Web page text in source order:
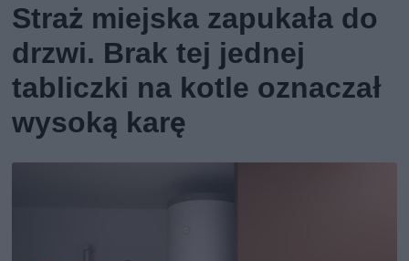
Straż miejska zapukała do
drzwi. Brak tej jednej
tabliczki na kotle oznaczał
wysoką karę